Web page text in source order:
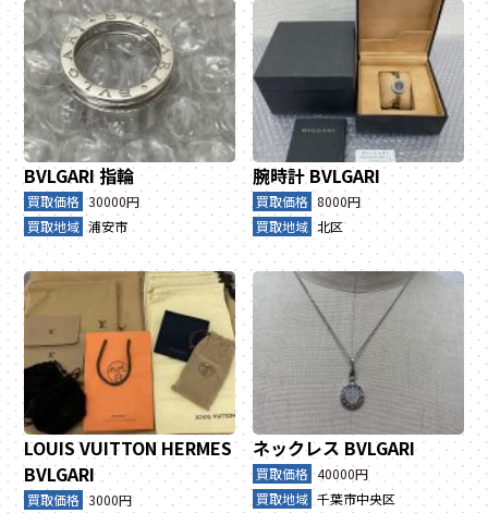
BVLGARI指輪
買取価格 30000円
買取地域 浦安市
腕時計 BVLGARI
買取価格 8000円
買取地域 北区
LOUIS VUITTONHERMES
BVLGARI
買取価格 3000円
ネックレス BVLGARI
買取価格 40000円
買取地域 千葉市中央区